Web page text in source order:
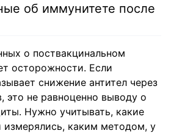
об иммунитете после
о поствакцинальном
осторожности. Если
снижение антител через
это не равноценно выводу о
Нужно учитывать, какие
измерялись, каким методом, у